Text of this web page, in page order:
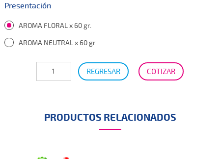
Presentación
AROMA FLORAL x 60 gr.
AROMA NEUTRAL x 60 gr
REGRESAR COTIZAR
PRODUCTOS RELACIONADOS